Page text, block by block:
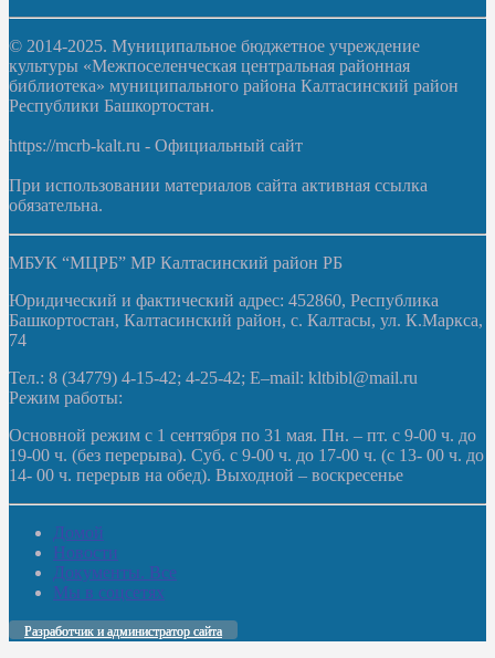
© 2014-2025. Муниципальное бюджетное учреждение
культуры «Межпоселенческая центральная районная
библиотека» муниципального района Калтасинский район
Республики Башкортостан.
https://mcrb-kalt.ru - Официальный сайт
При использовании материалов сайта активная ссылка
обязательна.
МБУК “МЦРБ” МР Калтасинский район РБ
Юридический и фактический адрес: 452860, Республика
Башкортостан, Калтасинский район, с. Калтасы, ул. К.Маркса,
74
Тел.: 8 (34779) 4-15-42; 4-25-42; E–mail: kltbibl@mail.ru
Режим работы:
Основной режим с 1 сентября по 31 мая. Пн. – пт. с 9-00 ч. до
19-00 ч. (без перерыва). Суб. с 9-00 ч. до 17-00 ч. (с 13- 00 ч. до
14- 00 ч. перерыв на обед). Выходной – воскресенье
Домой
Новости
Документы. Все
Мы в соцсетях
Разработчик и администратор сайта